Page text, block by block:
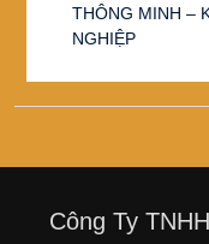
THÔNG MINH –
NGHIỆP
Công Ty